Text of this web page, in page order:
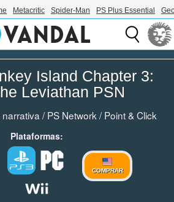
Metacritic Spider-Man PS Plus Essential
Island Chapter 3:
Leviathan PSN
/PS Network /Point & Click
Plataformas:
COMPRAR